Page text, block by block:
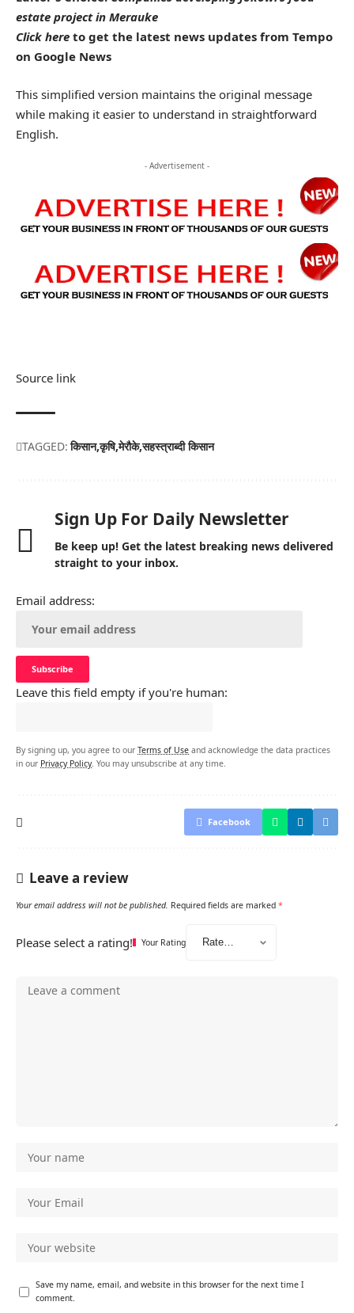
estate project in Merauke
Click here to get the latest news updates from Tempo
on Google News
This simplified version maintains the original message
while making it easier to understand in straightforward
English.
- Advertisement -
Source link
TAGGED: किसान कृषि मेरौके सहस्त्राब्दी किसान
Sign Up For Daily Newsletter
Be keep up! Get the latest breaking news delivered
straight to your inbox.
Email address:
Leave this field empty if you're human:
By signing up, you agree to our Terms of Use and acknowledge the data practices
in our Privacy Policy. You may unsubscribe at any time.
Facebook
Leave a review
Your email address will not be published. Required fields are marked *
Please select a rating! Your Rating
Save my name, email, and website in this browser for the next time I
comment.